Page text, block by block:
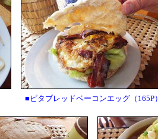
■ピタブレッドベーコンエッグ（165P）